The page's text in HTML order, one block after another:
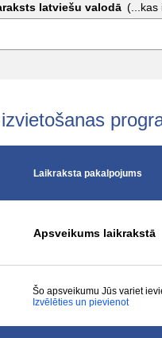
latviešu valodā (...kas
Laikraksta pakalpojums
Apsveikums laikrakstā
Šo apsveikumu Jūs variet
Izvēlēties un pievienot